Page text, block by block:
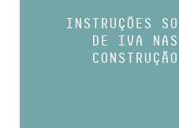
INSTRUÇÕES
DE IVA NAS